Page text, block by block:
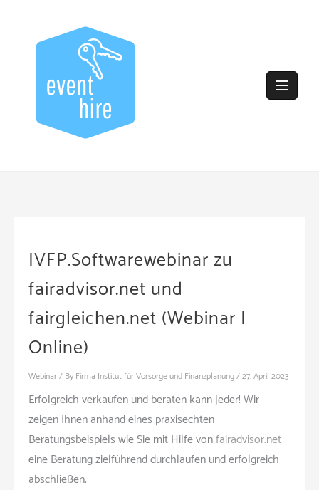
IVFP.Softwarewebinar zu
fairadvisor.net und
fairgleichen.net (Webinar |
Online)
Webinar/ By Firma Institut für Vorsorge und Finanzplanung/27. April 2023
Erfolgreich verkaufen und beraten kann jeder! Wir
zeigen Ihnen anhand eines praxisechten
Beratungsbeispiels wie Sie mit Hilfe vonfairadvisor.net
eine Beratung zielführend durchlaufen und erfolgreich
abschließen.